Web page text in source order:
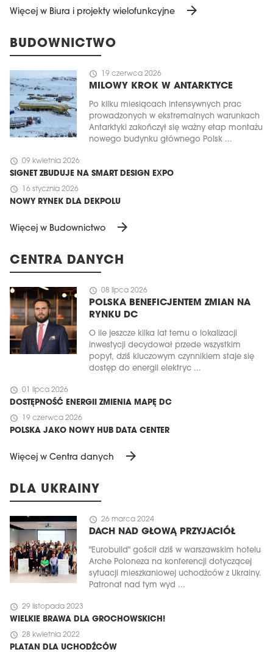
Więcej w Biura i projekty wielofunkcyjne arrow_forward
BUDOWNICTWO
schedule 19 czerwca 2026
MILOWY KROK W ANTARKTYCE
Po kilku miesiącach intensywnych prac
prowadzonych w ekstremalnych warunkach
Antarktyki zakończył się ważny etap montażu
nowego budynku głównego Polsk ...
schedule 09 kwietnia 2026
SIGNET ZBUDUJE NA SMART DESIGN EXPO
schedule 16 stycznia 2026
NOWY RYNEK DLA DEKPOLU
Więcej w Budownictwo arrow_forward
CENTRA DANYCH
schedule 08 lipca 2026
POLSKA BENEFICJENTEM ZMIAN NA
RYNKU DC
O ile jeszcze kilka lat temu o lokalizacji
inwestycji decydował przede wszystkim
popyt, dziś kluczowym czynnikiem staje się
dostęp do energii elektryc ...
schedule 01 lipca 2026
DOSTĘPNOŚĆ ENERGII ZMIENIA MAPĘ DC
schedule 19 czerwca 2026
POLSKA JAKO NOWY HUB DATA CENTER
Więcej w Centra danych arrow_forward
DLA UKRAINY
schedule 26 marca 2024
DACH NAD GŁOWĄ PRZYJACIÓŁ
"Eurobuild" gościł dziś w warszawskim hotelu
Arche Poloneza na konferencji dotyczącej
sytuacji mieszkaniowej uchodźców z Ukrainy.
Patronat nad tym wyd ...
schedule 29 listopada 2023
WIELKIE BRAWA DLA GROCHOWSKICH!
schedule 28 kwietnia 2022
PLATAN DLA UCHODŹCÓW